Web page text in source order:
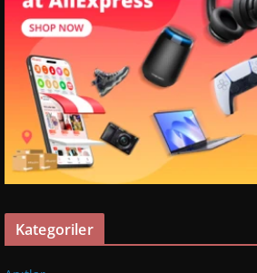
Kategoriler